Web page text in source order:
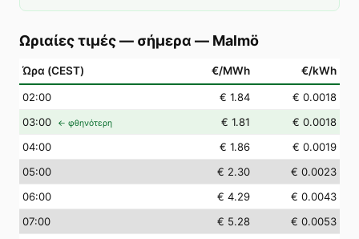
Ωριαίες τιμές — σήμερα — Malmö
Ώρα (CEST) €/MWh €/kWh
02:00 € 1.84
€ 0.0018
03:00 ← φθηνότερη € 1.81
€ 0.0018
04:00 € 1.86
€ 0.0019
05:00 € 2.30
€ 0.0023
06:00 € 4.29
€ 0.0043
07:00 € 5.28
€ 0.0053